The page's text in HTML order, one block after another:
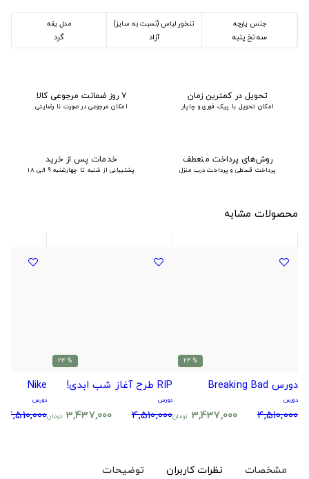
جنس پارچه
سه نخ پنبه
تنخور لباس (نسبت به سایز)
آزاد
مدل یقه
گرد
تحویل در کمترین زمان
امکان تحویل با پیک فوری و چاپار
۷ روز ضمانت مرجوعی کالا
امکان مرجوعی در صورت نا رضایتی
روش‌های پرداخت منعطف
پرداخت قسطی و پرداخت درب منزل
خدمات پس از خرید
پشتیبانی از شنبه تا چهارشنبه 9 الی 18
محصولات مشابه
% 24
دورس Breaking Bad
دورس
4,510,000
3,437,000 تومان
% 24
RIP طرح آغاز شب ابدی!
دورس
4,510,000
3,437,000 تومان
Nike
دورس
4,510,000
مشخصات نظرات کاربران توضیحات